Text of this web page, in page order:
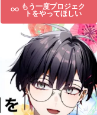
もう一度プロジェク
トをやってほしい